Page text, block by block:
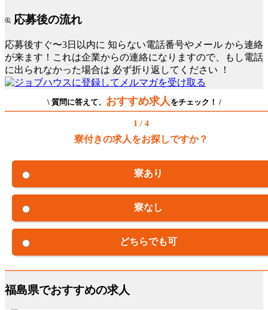
応募後の流れ
応募後すぐ〜3日以内に 知らない電話番号やメール から連絡
が来ます！これは企業からの連絡になりますので、もし電話
に出られなかった場合は 必ず折り返してください ！
\ 質問に答えて、 おすすめ求人をチェック！ /
1 / 4
寮付きの求人をお探しですか？
寮あり
寮なし
どちらでも可
福島県でおすすめの求人